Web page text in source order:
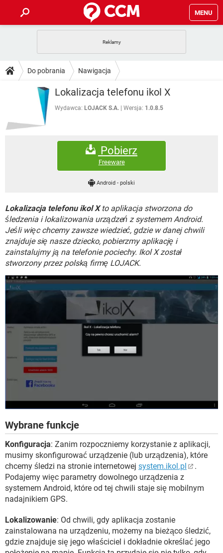
MENU
GRY WHATSAPP
NETFLIX
INSTAGRAM FACEBOOK
WINDOWS 10
PORADY
PlayStation
DO POBRANIA
TIKTOK
GRY
NETFLIX
FACEBOOK
WHATSAPP
NETFLIX
FACEBOOK
TIKTOK
INSTAGRAM FACEBOOK
WINDOWS 10
Do pobrania Nawigacja
Lokalizacja telefonu ikol X
Wydawca: LOJACK S.A. Wersja: 1.0.8.5
Pobierz
Freeware
Android-polski
Lokalizacja telefonu ikol Xto aplikacja stworzona do
śledzenia i lokalizowania urządzeń z systemem Android.
Jeśli więc chcemy zawsze wiedzieć, gdzie w danej chwili
znajduje się nasze dziecko, pobierzmy aplikację i
zainstalujmy ją na telefonie pociechy. Ikol X został
stworzony przez polską firmę LOJACK.
Wybrane funkcje
Konfiguracja: Zanim rozpoczniemy korzystanie z aplikacji,
musimy skonfigurować urządzenie (lub urządzenia), które
chcemy śledzi na stronie internetowej system.ikol.pl
.
Podajemy więc parametry dowolnego urządzenia z
systemem Android, które od tej chwili staje się mobilnym
nadajnikiem GPS.
Lokalizowanie: Od chwili, gdy aplikacja zostanie
zainstalowana na urządzeniu, możemy na bieżąco śledzić,
gdzie znajduje się jego właściciel i dokładnie określać jego